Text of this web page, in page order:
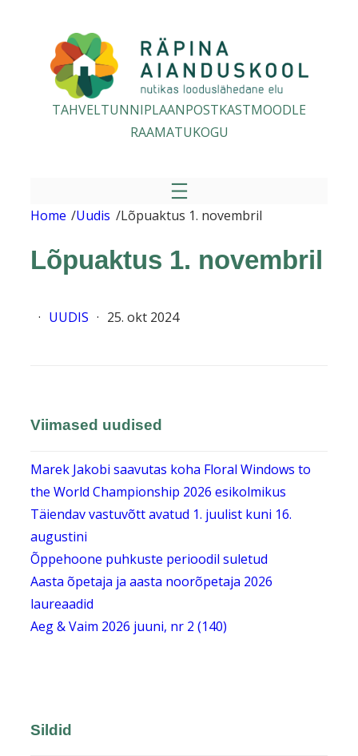
TAHVELTUNNIPLAANPOSTKASTMOODLE
RAAMATUKOGU
Home /Uudis /Lõpuaktus 1. novembril
Lõpuaktus 1. novembril
· UUDIS · 25. okt 2024
Viimased uudised
Marek Jakobi saavutas koha Floral Windows to
the World Championship 2026 esikolmikus
Täiendav vastuvõtt avatud 1. juulist kuni 16.
augustini
Õppehoone puhkuste perioodil suletud
Aasta õpetaja ja aasta noorõpetaja 2026
laureaadid
Aeg & Vaim 2026 juuni, nr 2 (140)
Sildid